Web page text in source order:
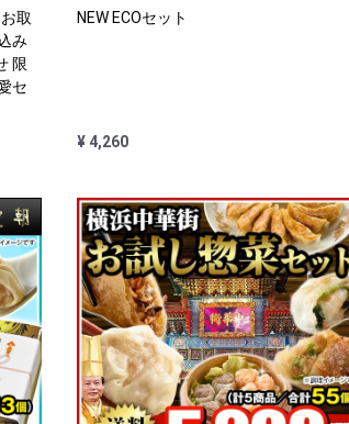
取
み
限
セ
NEW ECOセット
¥ 4,260